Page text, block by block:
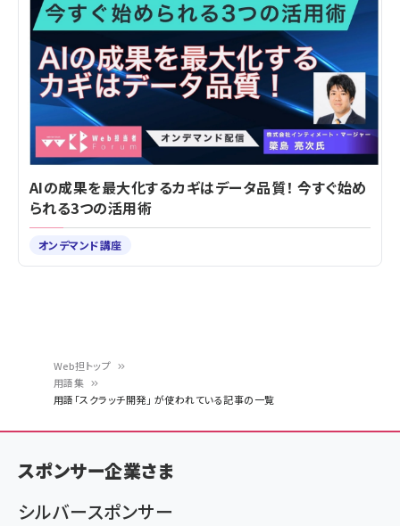
ン
く
ず
Web担トップ
用語集
用語「スクラッチ開発」 が使われている記事の一覧
AIの成果を最大化するカギはデータ品質！ 今すぐ始め
られる3つの活用術
オンデマンド講座
スポンサー企業さま
シルバースポンサー